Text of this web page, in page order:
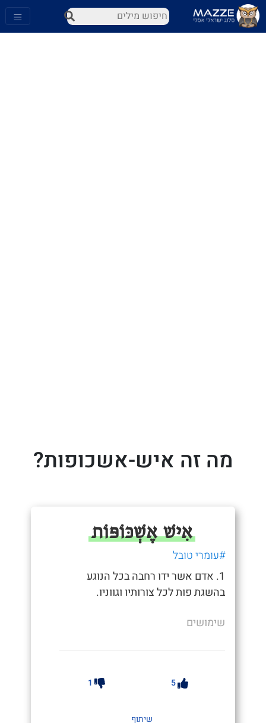
מה זה איש-אשכופות?
אִישׁ אֶשְׁכּוֹפּוֹת
#עומרי טובל
1. אדם אשר ידו רחבה בכל הנוגע
בהשגת פות לכל צורותיו וגווניו.
שימושים
5
1
שיתוף